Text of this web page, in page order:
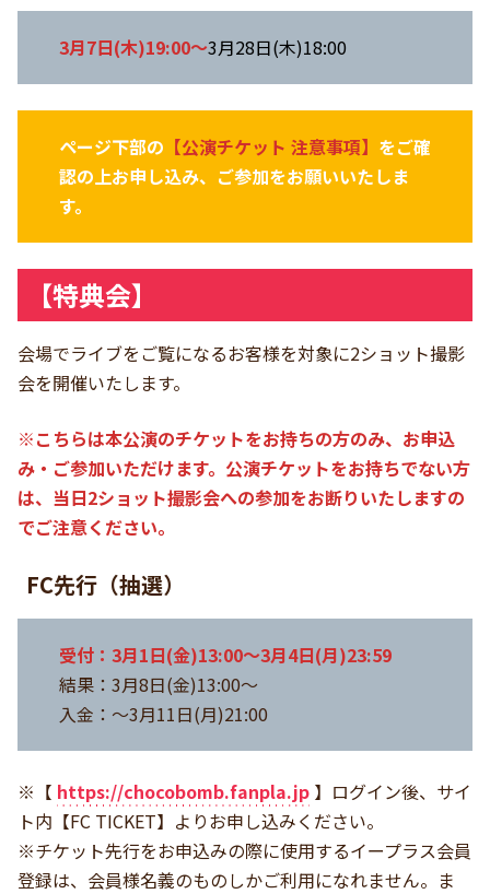
3月7日(木)19:00～3月28日(木)18:00
ページ下部の 【公演チケット 注意事項】 をご確
認の上お申し込み、ご参加をお願いいたしま
す。
【特典会】
会場でライブをご覧になるお客様を対象に2ショット撮影
会を開催いたします。
※こちらは本公演のチケットをお持ちの方のみ、お申込
み・ご参加いただけます。公演チケットをお持ちでない方
は、当日2ショット撮影会への参加をお断りいたしますの
でご注意ください。
FC先行（抽選）
受付：3月1日(金)13:00～3月4日(月)23:59
結果：3月8日(金)13:00～
入金：～3月11日(月)21:00
※【 https://chocobomb.fanpla.jp 】ログイン後、サイ
ト内【FC TICKET】よりお申し込みください。
※チケット先行をお申込みの際に使用するイープラス会員
登録は、会員様名義のものしかご利用になれません。ま